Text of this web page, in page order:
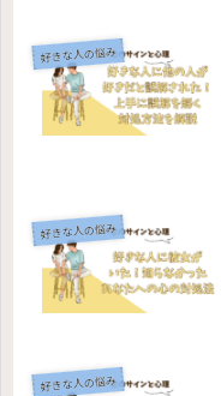
好きな人の悩み
好きな人の悩み
好きな人の悩み